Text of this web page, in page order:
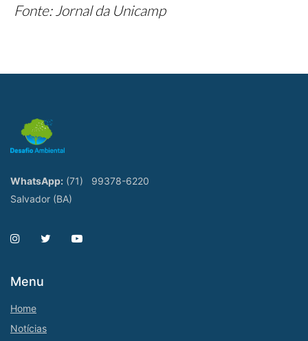
Fonte: Jornal da Unicamp
WhatsApp: (71)
99378-6220
Salvador (BA)
Menu
Home
Notícias